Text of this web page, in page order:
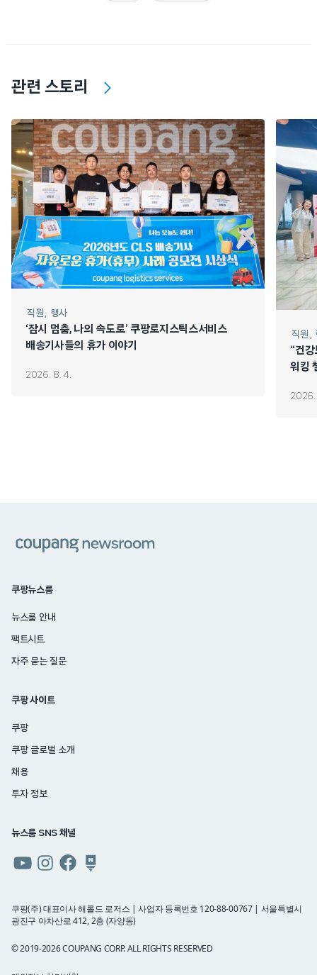
관련 스토리
직원 행사
‘잠시 멈춤, 나의 속도로’ 쿠팡로지스틱스서비스
배송기사들의 휴가 이야기
2026. 8. 4.
직원
“건
워킹
2026.
쿠팡뉴스룸
뉴스룸 안내
팩트시트
자주 묻는 질문
쿠팡 사이트
쿠팡
쿠팡 글로벌 소개
채용
투자 정보
뉴스룸 SNS 채널
유튜브인스타그램
페이스북네이버
블로그
쿠팡(주) 대표이사 해롤드 로저스 | 사업자 등록번호 120-88-00767 | 서울특별시
광진구 아차산로 412, 2층 (자양동)
© 2019-2026 COUPANG CORP. ALL RIGHTS RESERVED